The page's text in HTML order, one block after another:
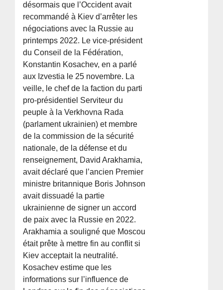
désormais que l’Occident avait
recommandé à Kiev d’arrêter les
négociations avec la Russie au
printemps 2022. Le vice-président
du Conseil de la Fédération,
Konstantin Kosachev, en a parlé
aux Izvestia le 25 novembre. La
veille, le chef de la faction du parti
pro-présidentiel Serviteur du
peuple à la Verkhovna Rada
(parlament ukrainien) et membre
de la commission de la sécurité
nationale, de la défense et du
renseignement, David Arakhamia,
avait déclaré que l’ancien Premier
ministre britannique Boris Johnson
avait dissuadé la partie
ukrainienne de signer un accord
de paix avec la Russie en 2022.
Arakhamia a souligné que Moscou
était prête à mettre fin au conflit si
Kiev acceptait la neutralité.
Kosachev estime que les
informations sur l’influence de